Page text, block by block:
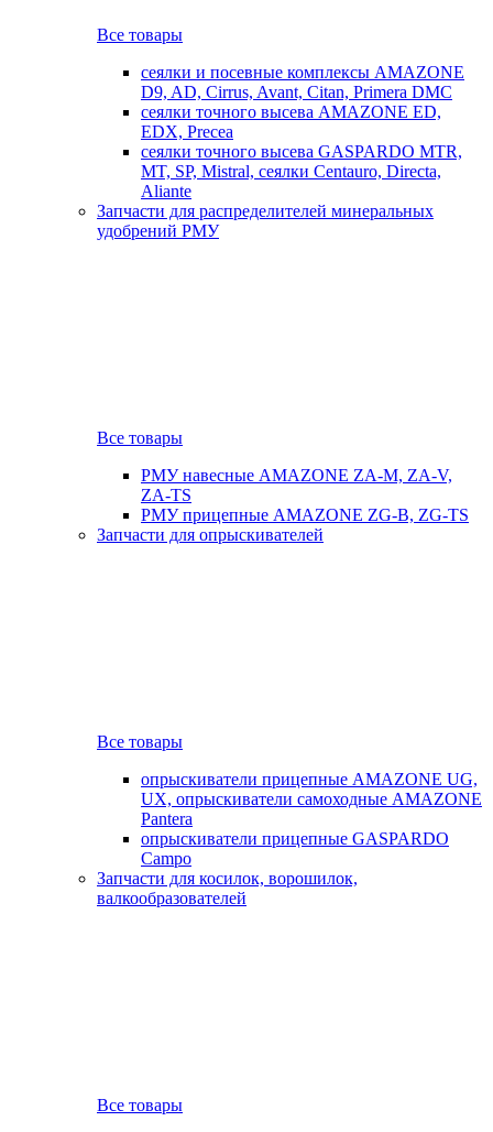
Все товары
сеялки и посевные комплексы AMAZONE
D9, AD, Cirrus, Avant, Citan, Primera DMC
сеялки точного высева AMAZONE ED,
EDX, Precea
сеялки точного высева GASPARDO MTR,
MT, SP, Mistral, сеялки Centauro, Directa,
Aliante
Запчасти для распределителей минеральных
удобрений РМУ
Все товары
РМУ навесные AMAZONE ZA-M, ZA-V,
ZA-TS
РМУ прицепные AMAZONE ZG-B, ZG-TS
Запчасти для опрыскивателей
Все товары
опрыскиватели прицепные AMAZONE UG,
UX, опрыскиватели самоходные AMAZONE
Pantera
опрыскиватели прицепные GASPARDO
Campo
Запчасти для косилок, ворошилок,
валкообразователей
Все товары